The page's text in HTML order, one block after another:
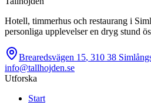
Hotell, timmerhus och restaurang i
personliga upplevelser en dryg stund
Brearedsvägen 15, 310 38
info@tallhojden.se
Utforska
Start